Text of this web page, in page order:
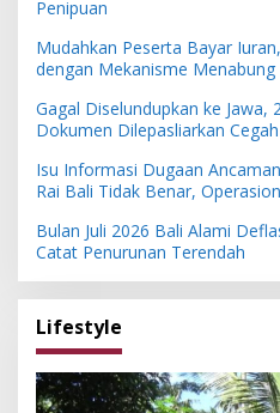
Penipuan
Mudahkan Peserta Bayar
dengan Mekanisme Menabung
Gagal Diselundupkan ke Jawa,
Dokumen Dilepasliarkan
Isu Informasi Dugaan
Rai Bali Tidak Benar,
Bulan Juli 2026 Bali Alami
Catat Penurunan Terendah
Lifestyle